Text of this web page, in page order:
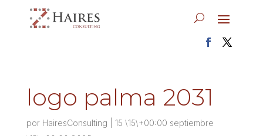
logo palma 2031
por HairesConsulting
15 \15\+00:00 septiembre